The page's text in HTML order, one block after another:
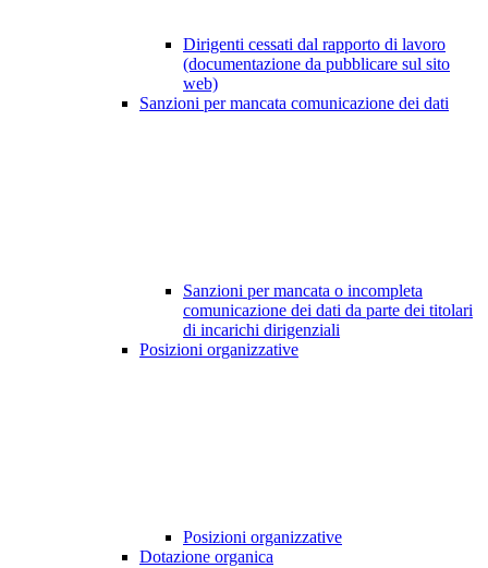
Dirigenti cessati dal rapporto di lavoro
(documentazione da pubblicare sul sito
web)
Sanzioni per mancata comunicazione dei dati
Sanzioni per mancata o incompleta
comunicazione dei dati da parte dei titolari
di incarichi dirigenziali
Posizioni organizzative
Posizioni organizzative
Dotazione organica